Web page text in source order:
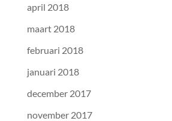
april 2018
maart 2018
februari 2018
januari 2018
december 2017
november 2017